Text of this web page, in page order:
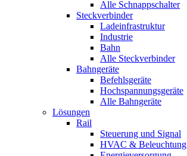
Alle Schnappschalter
Steckverbinder
Ladeinfrastruktur
Industrie
Bahn
Alle Steckverbinder
Bahngeräte
Befehlsgeräte
Hochspannungsgeräte
Alle Bahngeräte
Lösungen
Rail
Steuerung und Signal
HVAC & Beleuchtung